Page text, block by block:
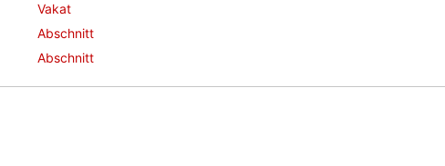
Vakat
Abschnitt
Abschnitt